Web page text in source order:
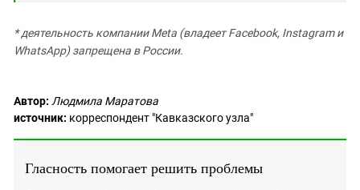
* деятельность компании Meta (владеет Facebook, Instagram и
WhatsApp) запрещена в России.
Автор: Людмила Маратова
источник: корреспондент "Кавказского узла"
Гласность помогает решить проблемы